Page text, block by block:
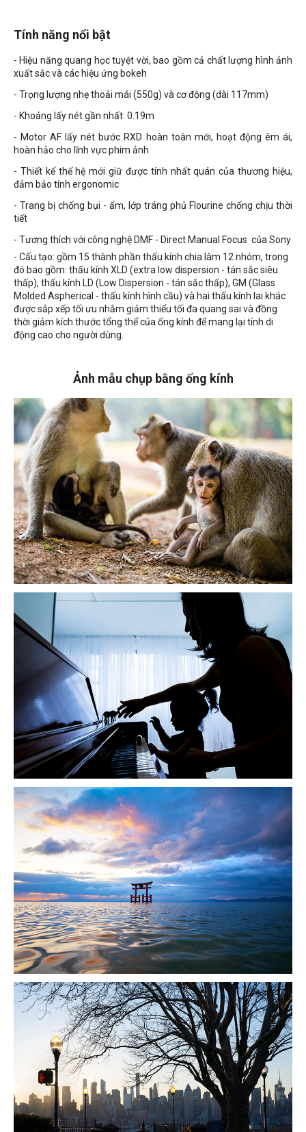
Tính năng nổi bật
- Hiệu năng quang học tuyệt vời, bao gồm cả chất lượng hình ảnh
xuất sắc và các hiệu ứng bokeh
- Trọng lượng nhẹ thoải mái (550g) và cơ động (dài 117mm)
- Khoảng lấy nét gần nhất: 0.19m
- Motor AF lấy nét bước RXD hoàn toàn mới, hoạt động êm ái,
hoàn hảo cho lĩnh vực phim ảnh
- Thiết kế thế hệ mới giữ được tính nhất quán của thương hiệu,
đảm bảo tính ergonomic
- Trang bị chống bụi - ẩm, lớp tráng phủ Flourine chống chịu thời
tiết
- Tương thích với công nghệ DMF - Direct Manual Focus của Sony
- Cấu tạo: gồm 15 thành phần thấu kính chia làm 12 nhóm, trong
đó bao gồm: thấu kính XLD (extra low dispersion - tán sắc siêu
thấp), thấu kính LD (Low Dispersion - tán sắc thấp), GM (Glass
Molded Aspherical - thấu kính hình cầu) và hai thấu kính lai khác
được sắp xếp tối ưu nhằm giảm thiểu tối đa quang sai và đồng
thời giảm kích thước tổng thể của ống kính để mang lại tính di
động cao cho người dùng.
Ảnh mẫu chụp bằng ống kính